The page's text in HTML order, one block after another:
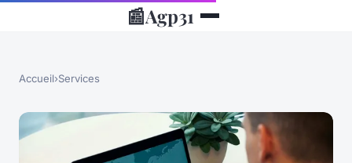
📰Agp31
Accueil›Services